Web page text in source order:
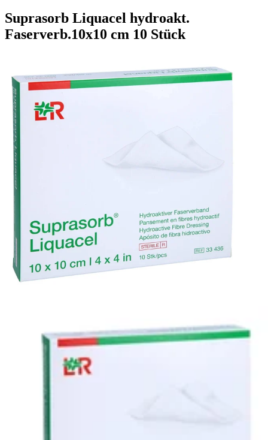
Suprasorb Liquacel hydroakt.
Faserverb.10x10 cm 10 Stück